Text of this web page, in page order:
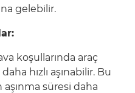
gelebilir.
koşullarında araç
hızlı aşınabilir. Bu
süresi daha